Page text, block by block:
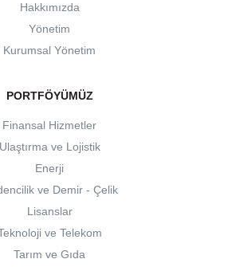
Hakkımızda
Yönetim
Kurumsal Yönetim
PORTFÖYÜMÜZ
Finansal Hizmetler
Ulaştırma ve Lojistik
Enerji
ve Demir - Çelik
Lisanslar
ve Telekom
Tarım ve Gıda